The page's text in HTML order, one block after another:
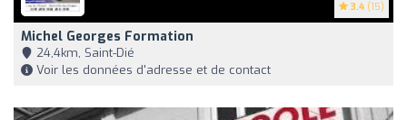
3.4 (15)
Michel Georges Formation
24,4km, Saint-Dié
Voir les données d'adresse et de contact